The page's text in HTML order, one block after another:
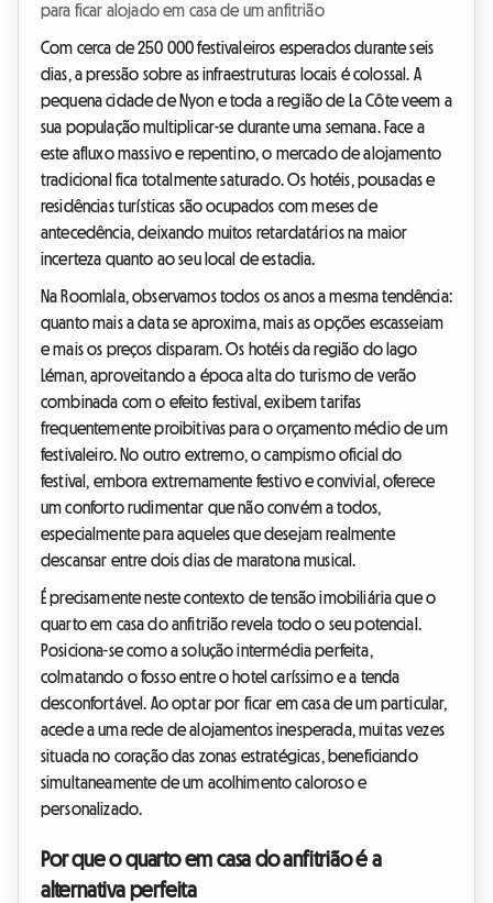
para ficar alojado em casa de um anfitrião
Com cerca de 250 000 festivaleiros esperados durante seis
dias, a pressão sobre as infraestruturas locais é colossal. A
pequena cidade de Nyon e toda a região de La Côte veem a
sua população multiplicar-se durante uma semana. Face a
este afluxo massivo e repentino, o mercado de alojamento
tradicional fica totalmente saturado. Os hotéis, pousadas e
residências turísticas são ocupados com meses de
antecedência, deixando muitos retardatários na maior
incerteza quanto ao seu local de estadia.
Na Roomlala, observamos todos os anos a mesma tendência:
quanto mais a data se aproxima, mais as opções escasseiam
e mais os preços disparam. Os hotéis da região do lago
Léman, aproveitando a época alta do turismo de verão
combinada com o efeito festival, exibem tarifas
frequentemente proibitivas para o orçamento médio de um
festivaleiro. No outro extremo, o campismo oficial do
festival, embora extremamente festivo e convivial, oferece
um conforto rudimentar que não convém a todos,
especialmente para aqueles que desejam realmente
descansar entre dois dias de maratona musical.
É precisamente neste contexto de tensão imobiliária que o
quarto em casa do anfitrião revela todo o seu potencial.
Posiciona-se como a solução intermédia perfeita,
colmatando o fosso entre o hotel caríssimo e a tenda
desconfortável. Ao optar por ficar em casa de um particular,
acede a uma rede de alojamentos inesperada, muitas vezes
situada no coração das zonas estratégicas, beneficiando
simultaneamente de um acolhimento caloroso e
personalizado.
Por que o quarto em casa do anfitrião é a
alternativa perfeita